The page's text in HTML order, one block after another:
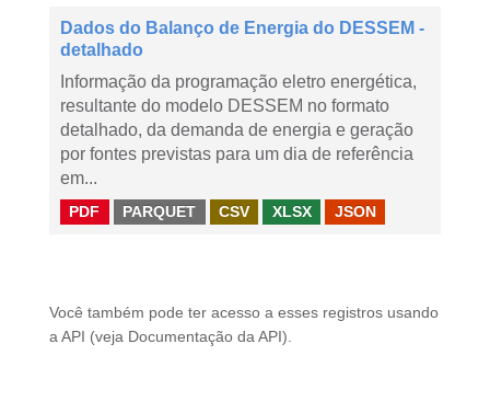
Dados do Balanço de Energia do DESSEM -
detalhado
Informação da programação eletro energética,
resultante do modelo DESSEM no formato
detalhado, da demanda de energia e geração
por fontes previstas para um dia de referência
em...
PDF PARQUET CSV XLSX JSON
Você também pode ter acesso a esses registros usando
a API (veja Documentação da API ).